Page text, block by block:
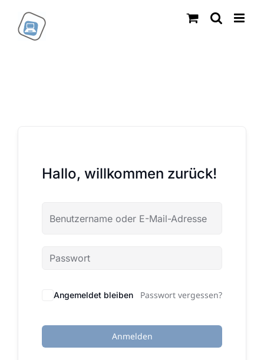
Inhalt
springen
Hallo, willkommen zurück!
Angemeldet bleiben Passwort vergessen?
Anmelden